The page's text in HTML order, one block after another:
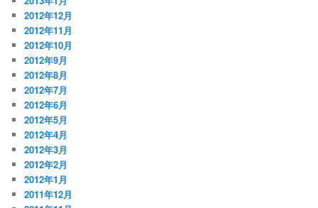
2012年12月
2012年11月
2012年10月
2012年9月
2012年8月
2012年7月
2012年6月
2012年5月
2012年4月
2012年3月
2012年2月
2012年1月
2011年12月